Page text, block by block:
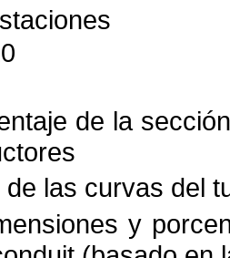
de la
de las curvas del
y